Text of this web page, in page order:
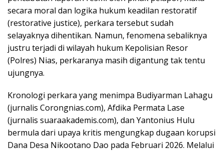
secara moral dan logika hukum keadilan restoratif
(restorative justice), perkara tersebut sudah
selayaknya dihentikan. Namun, fenomena sebaliknya
justru terjadi di wilayah hukum Kepolisian Resor
(Polres) Nias, perkaranya masih digantung tak tentu
ujungnya.
Kronologi perkara yang menimpa Budiyarman Lahagu
(jurnalis Corongnias.com), Afdika Permata Lase
(jurnalis suaraakademis.com), dan Yantonius Hulu
bermula dari upaya kritis mengungkap dugaan korupsi
Dana Desa Nikootano Dao pada Februari 2026. Melalui